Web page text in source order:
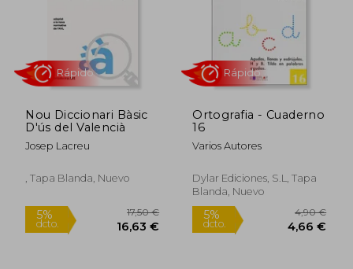
dcto. dcto.
Nou Diccionari Bàsic
D'ús del Valencià
Josep Lacreu
, Tapa Blanda, Nuevo
Ortografia - Cuaderno
16
Varios Autores
Dylar Ediciones, S.L, Tapa
Blanda, Nuevo